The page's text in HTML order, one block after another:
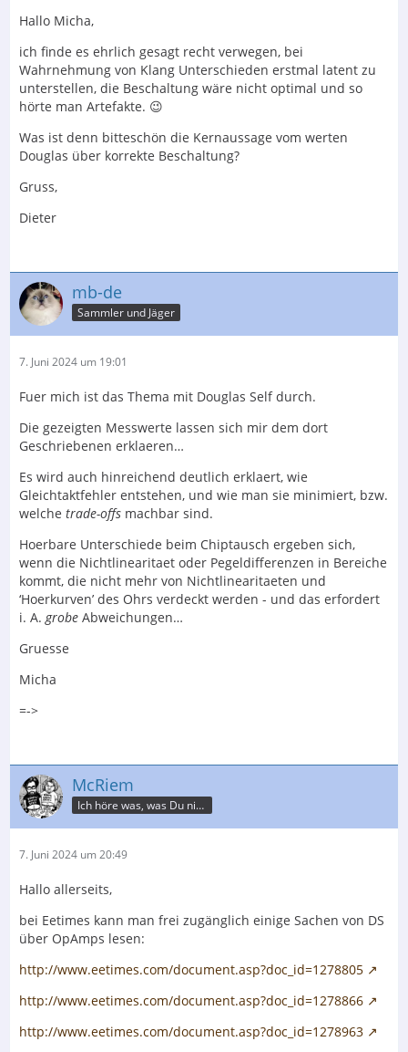
Hallo Micha,
ich finde es ehrlich gesagt recht verwegen, bei
Wahrnehmung von Klang Unterschieden erstmal latent zu
unterstellen, die Beschaltung wäre nicht optimal und so
hörte man Artefakte. 😉
Was ist denn bitteschön die Kernaussage vom werten
Douglas über korrekte Beschaltung?
Gruss,
Dieter
mb-de
Sammler und Jäger
7. Juni 2024 um 19:01
Fuer mich ist das Thema mit Douglas Self durch.
Die gezeigten Messwerte lassen sich mir dem dort
Geschriebenen erklaeren…
Es wird auch hinreichend deutlich erklaert, wie
Gleichtaktfehler entstehen, und wie man sie minimiert, bzw.
welche trade-offs machbar sind.
Hoerbare Unterschiede beim Chiptausch ergeben sich,
wenn die Nichtlinearitaet oder Pegeldifferenzen in Bereiche
kommt, die nicht mehr von Nichtlinearitaeten und
‘Hoerkurven’ des Ohrs verdeckt werden - und das erfordert
i. A. grobe Abweichungen…
Gruesse
Micha
=->
McRiem
Ich höre was, was Du nicht misst.
7. Juni 2024 um 20:49
Hallo allerseits,
bei Eetimes kann man frei zugänglich einige Sachen von DS
über OpAmps lesen:
http://www.eetimes.com/document.asp?doc_id=1278805
http://www.eetimes.com/document.asp?doc_id=1278866
http://www.eetimes.com/document.asp?doc_id=1278963